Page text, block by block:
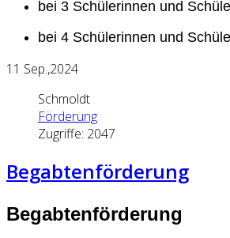
bei 3 Schülerinnen und
bei 4 Schülerinnen und
11 Sep.,2024
Schmoldt
Förderung
Zugriffe: 2047
Begabtenförderung
Begabtenförderung